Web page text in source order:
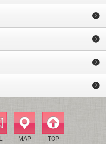
MAP TOP